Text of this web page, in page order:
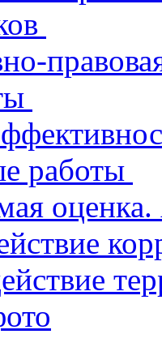
работы